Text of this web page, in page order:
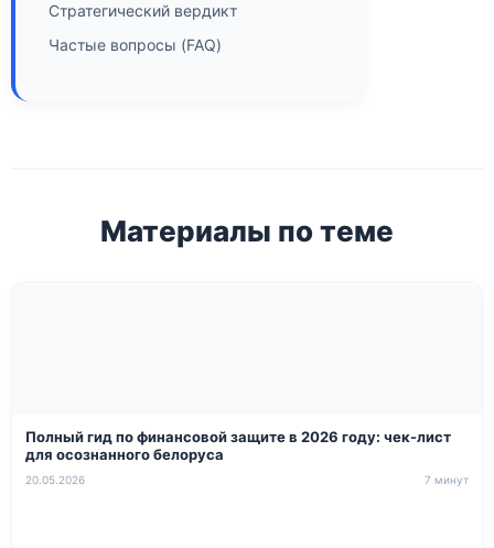
Стратегический вердикт
Частые вопросы (FAQ)
Материалы по теме
Полный гид по финансовой защите в 2026 году: чек-лист
для осознанного белоруса
20.05.2026 7 минут